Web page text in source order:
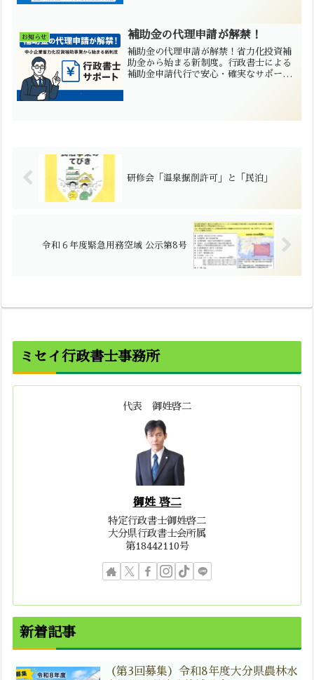
お知らせ 補助金の代理申請が解禁！
補助金の代理申請が解禁！省力化投資補
助金から始まる新制度。行政書士による
補助金申請代行で安心・確実なサポート
研修会「温泉掘削許可」と「民泊」
令和６年度緊急用務空域 公示第8号
ミセイ行政書士事務所
代表 御姓啓二
御姓 啓二
特定行政書士御姓啓二
大分県行政書士会所属
第18442110号
新着記事
（第3回募集）令和8年度大分県農林水